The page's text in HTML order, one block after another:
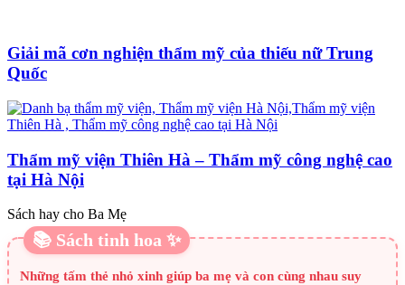
Giải mã cơn nghiện thẩm mỹ của thiếu nữ Trung
Quốc
Thẩm mỹ viện Thiên Hà – Thẩm mỹ công nghệ cao
tại Hà Nội
Sách hay cho Ba Mẹ
📚 Sách tinh hoa ✨
Những tấm thẻ nhỏ xinh giúp ba mẹ và con cùng nhau suy